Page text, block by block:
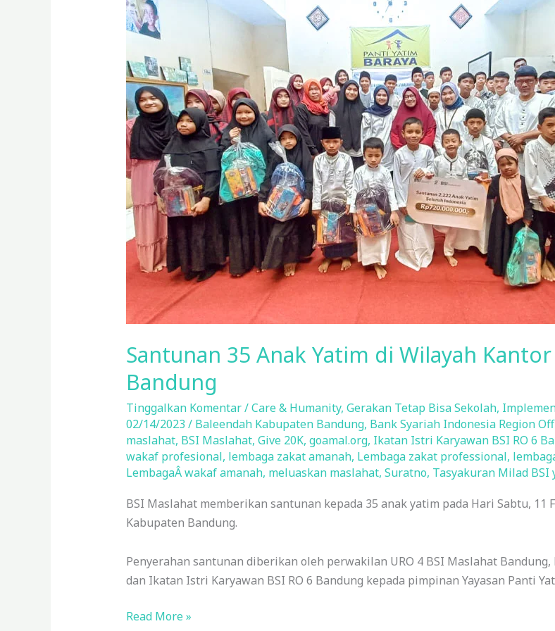
Santunan 35 Anak Yatim di Wilayah
Bandung
Tinggalkan Komentar/Care & Humanity, Gerakan Tetap Bisa Sekolah,
02/14/2023 / Baleendah Kabupaten Bandung, Bank Syariah Indonesia Region
maslahat, BSI Maslahat, Give 20K, goamal.org, Ikatan Istri Karyawan BSI RO 6
wakaf profesional, lembaga zakat amanah, Lembaga zakat professional,
LembagaÂ wakaf amanah, meluaskan maslahat, Suratno, Tasyakuran Milad BSI
BSI Maslahat memberikan santunan kepada 35 anak yatim pada Hari Sabtu, 11
Kabupaten Bandung.
Penyerahan santunan diberikan oleh perwakilan URO 4 BSI Maslahat
dan Ikatan Istri Karyawan BSI RO 6 Bandung kepada pimpinan Yayasan Panti
di
Wilayah
Kantor
Perwakilan
BSI
Maslahat
Bandung
Read More »